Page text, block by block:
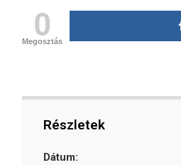
0
Megosztás
Részletek
Dátum: